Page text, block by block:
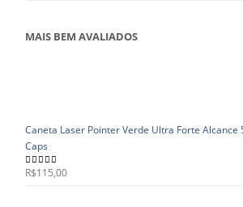
MAIS BEM AVALIADOS
Caneta Laser Pointer Verde Ultra Forte Alcance
Caps
5.00 out of 5
R$115,00